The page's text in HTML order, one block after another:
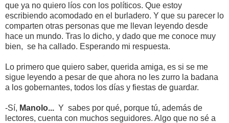
que ya no quiero líos con los políticos. Que estoy
escribiendo acomodado en el burladero. Y que su parecer lo
comparten otras personas que me llevan leyendo desde
hace un mundo. Tras lo dicho, y dado que me conoce muy
bien, se ha callado. Esperando mi respuesta.
Lo primero que quiero saber, querida amiga, es si se me
sigue leyendo a pesar de que ahora no les zurro la badana
a los gobernantes, todos los días y fiestas de guardar.
-Sí, Manolo... Y sabes por qué, porque tú, además de
lectores, cuenta con muchos seguidores. Algo que no sé a